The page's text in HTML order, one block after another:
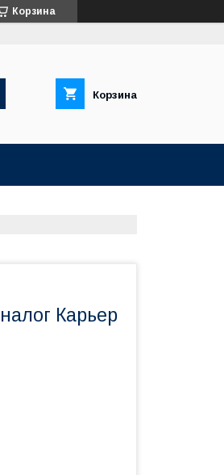
Корзина
Корзина
Карьер